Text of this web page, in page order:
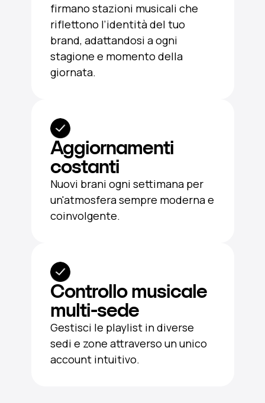
firmano stazioni musicali che
riflettono l’identità del tuo
brand, adattandosi a ogni
stagione e momento della
giornata.
Aggiornamenti
costanti
Nuovi brani ogni settimana per
un'atmosfera sempre moderna e
coinvolgente.
Controllo musicale
multi-sede
Gestisci le playlist in diverse
sedi e zone attraverso un unico
account intuitivo.